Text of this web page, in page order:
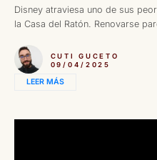
Disney atraviesa uno de sus
la Casa del Ratón. Renovarse
CUTI GUCETO
09/04/2025
LEER MÁS